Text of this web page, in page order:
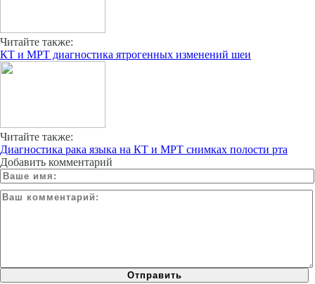
Читайте также:
КТ и МРТ диагностика ятрогенных изменений шеи
Читайте также:
Диагностика рака языка на КТ и МРТ снимках полости рта
Добавить комментарий